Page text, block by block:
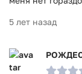
5 лет назад